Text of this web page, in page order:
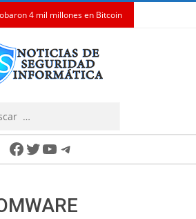
4 mil millones en Bitcoin
Facebook
Twitter
YouTube
Telegram